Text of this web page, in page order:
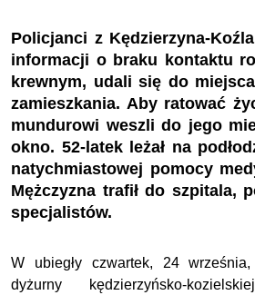
Policjanci z Kędzierzyna-
informacji o braku kontaktu
krewnym, udali się do
zamieszkania. Aby ratować
mundurowi weszli do jego
okno. 52-latek leżał na
natychmiastowej pomocy
Mężczyzna trafił do szpitala,
specjalistów.
W ubiegły czwartek, 24
dyżurny kędzierzyńsko-